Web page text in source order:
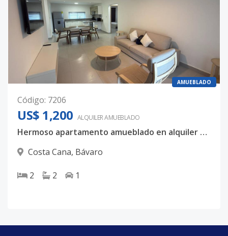
AMUEBLADO
Código: 7206
US$ 1,200 ALQUILERAMUEBLADO
Hermoso apartamento amueblado en alquiler en Costa cana
Costa Cana, Bávaro
2 2 1